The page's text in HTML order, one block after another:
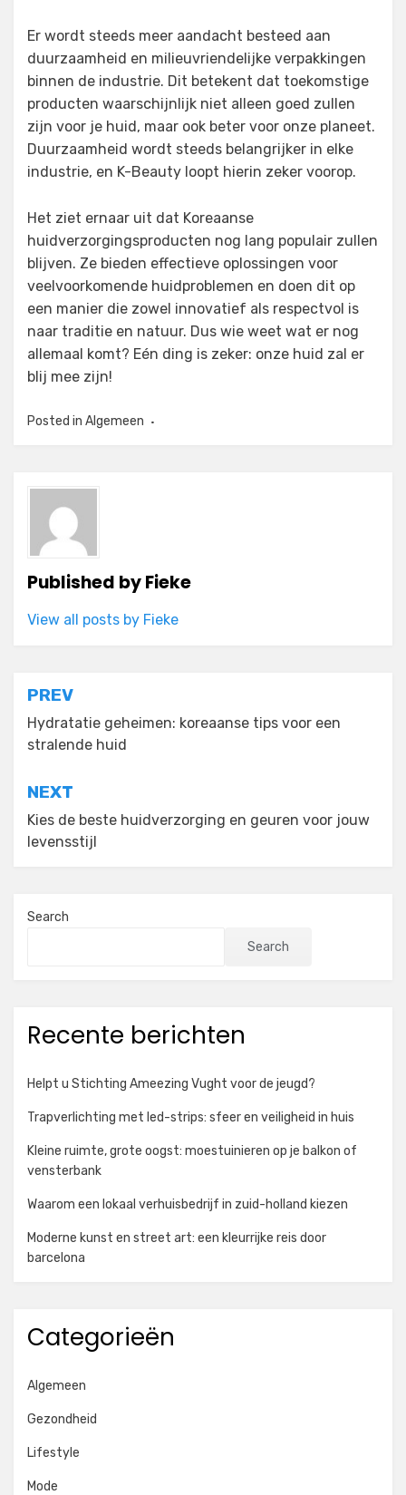
Er wordt steeds meer aandacht besteed aan
duurzaamheid en milieuvriendelijke verpakkingen
binnen de industrie. Dit betekent dat toekomstige
producten waarschijnlijk niet alleen goed zullen
zijn voor je huid, maar ook beter voor onze planeet.
Duurzaamheid wordt steeds belangrijker in elke
industrie, en K-Beauty loopt hierin zeker voorop.
Het ziet ernaar uit dat Koreaanse
huidverzorgingsproducten nog lang populair zullen
blijven. Ze bieden effectieve oplossingen voor
veelvoorkomende huidproblemen en doen dit op
een manier die zowel innovatief als respectvol is
naar traditie en natuur. Dus wie weet wat er nog
allemaal komt? Eén ding is zeker: onze huid zal er
blij mee zijn!
Posted in Algemeen
Published byFieke
View all posts by Fieke
Post
navigation
PREV
Hydratatie geheimen: koreaanse tips voor een
stralende huid
NEXT
Kies de beste huidverzorging en geuren voor jouw
levensstijl
Search
Search
Recente berichten
Helpt u Stichting Ameezing Vught voor de jeugd?
Trapverlichting met led-strips: sfeer en veiligheid in huis
Kleine ruimte, grote oogst: moestuinieren op je balkon of
vensterbank
Waarom een lokaal verhuisbedrijf in zuid-holland kiezen
Moderne kunst en street art: een kleurrijke reis door
barcelona
Categorieën
Algemeen
Gezondheid
Lifestyle
Mode